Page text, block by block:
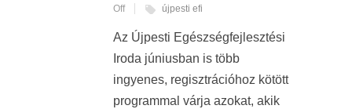
Off
újpesti efi
Az Újpesti Egészségfejlesztési
Iroda júniusban is több
ingyenes, regisztrációhoz kötött
programmal várja azokat, akik